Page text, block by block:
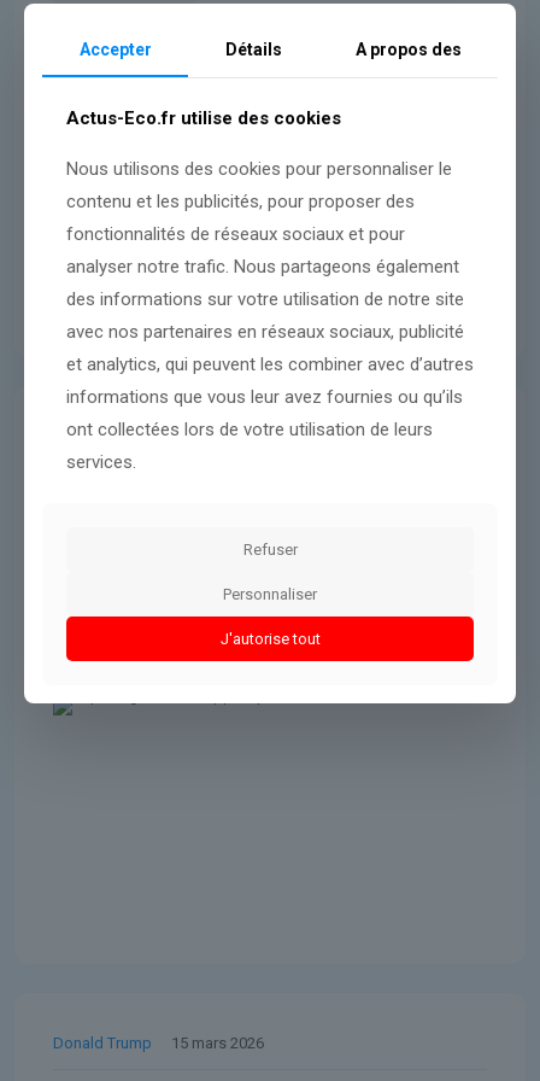
Donald Trump 15 mars 2026
Capitole, selon un rapport officiel
Donald Trump 15 mars 2026
Accepter Détails A propos des
Actus-Eco.fr utilise des cookies
Nous utilisons des cookies pour personnaliser le
contenu et les publicités, pour proposer des
fonctionnalités de réseaux sociaux et pour
analyser notre trafic. Nous partageons également
des informations sur votre utilisation de notre site
avec nos partenaires en réseaux sociaux, publicité
et analytics, qui peuvent les combiner avec d’autres
informations que vous leur avez fournies ou qu’ils
ont collectées lors de votre utilisation de leurs
services.
Refuser
Personnaliser
J'autorise tout